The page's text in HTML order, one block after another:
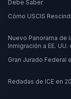
Debe Saber
Cómo USCIS
Nuevo Panorama de
Inmigración a EE. UU.
Gran Jurado Federal
Redadas de ICE en